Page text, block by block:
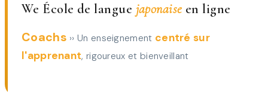
We École de langue japonaise en ligne
Coachs ›› Un enseignement centré sur
l'apprenant, rigoureux et bienveillant